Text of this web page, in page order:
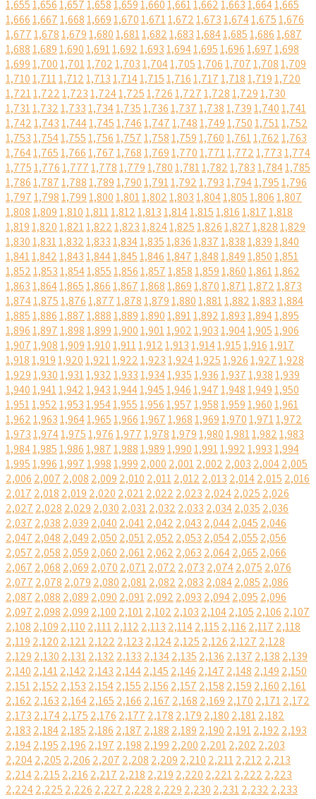
1,6551,6561,6571,6581,6591,6601,6611,6621,6631,6641,665
1,6661,6671,6681,6691,6701,6711,6721,6731,6741,6751,676
1,6771,6781,6791,6801,6811,6821,6831,6841,6851,6861,687
1,6881,6891,6901,6911,6921,6931,6941,6951,6961,6971,698
1,6991,7001,7011,7021,7031,7041,7051,7061,7071,7081,709
1,7101,7111,7121,7131,7141,7151,7161,7171,7181,7191,720
1,7211,7221,7231,7241,7251,7261,7271,7281,7291,730
1,7311,7321,7331,7341,7351,7361,7371,7381,7391,7401,741
1,7421,7431,7441,7451,7461,7471,7481,7491,7501,7511,752
1,7531,7541,7551,7561,7571,7581,7591,7601,7611,7621,763
1,7641,7651,7661,7671,7681,7691,7701,7711,7721,7731,774
1,7751,7761,7771,7781,7791,7801,7811,7821,7831,7841,785
1,7861,7871,7881,7891,7901,7911,7921,7931,7941,7951,796
1,7971,7981,7991,8001,8011,8021,8031,8041,8051,8061,807
1,8081,8091,8101,8111,8121,8131,8141,8151,8161,8171,818
1,8191,8201,8211,8221,8231,8241,8251,8261,8271,8281,829
1,8301,8311,8321,8331,8341,8351,8361,8371,8381,8391,840
1,8411,8421,8431,8441,8451,8461,8471,8481,8491,8501,851
1,8521,8531,8541,8551,8561,8571,8581,8591,8601,8611,862
1,8631,8641,8651,8661,8671,8681,8691,8701,8711,8721,873
1,8741,8751,8761,8771,8781,8791,8801,8811,8821,8831,884
1,8851,8861,8871,8881,8891,8901,8911,8921,8931,8941,895
1,8961,8971,8981,8991,9001,9011,9021,9031,9041,9051,906
1,9071,9081,9091,9101,9111,9121,9131,9141,9151,9161,917
1,9181,9191,9201,9211,9221,9231,9241,9251,9261,9271,928
1,9291,9301,9311,9321,9331,9341,9351,9361,9371,9381,939
1,9401,9411,9421,9431,9441,9451,9461,9471,9481,9491,950
1,9511,9521,9531,9541,9551,9561,9571,9581,9591,9601,961
1,9621,9631,9641,9651,9661,9671,9681,9691,9701,9711,972
1,9731,9741,9751,9761,9771,9781,9791,9801,9811,9821,983
1,9841,9851,9861,9871,9881,9891,9901,9911,9921,9931,994
1,9951,9961,9971,9981,999 2,000 2,0012,002 2,003 2,0042,005
2,006 2,007 2,008 2,009 2,010 2,0112,012 2,013 2,0142,015 2,016
2,017 2,018 2,019 2,020 2,0212,022 2,023 2,0242,025 2,026
2,027 2,028 2,029 2,030 2,0312,032 2,033 2,0342,035 2,036
2,037 2,038 2,039 2,040 2,0412,042 2,043 2,0442,045 2,046
2,047 2,048 2,049 2,050 2,0512,052 2,053 2,0542,055 2,056
2,057 2,058 2,059 2,060 2,0612,062 2,063 2,0642,065 2,066
2,067 2,068 2,069 2,070 2,0712,072 2,073 2,0742,075 2,076
2,077 2,078 2,079 2,080 2,0812,082 2,083 2,0842,085 2,086
2,087 2,088 2,089 2,090 2,0912,092 2,093 2,0942,095 2,096
2,097 2,098 2,099 2,100 2,1012,102 2,103 2,1042,105 2,106 2,107
2,108 2,109 2,110 2,1112,112 2,113 2,1142,115 2,116 2,117 2,118
2,119 2,120 2,1212,122 2,123 2,1242,125 2,126 2,127 2,128
2,129 2,130 2,1312,132 2,133 2,1342,135 2,136 2,137 2,138 2,139
2,140 2,1412,142 2,143 2,1442,145 2,146 2,147 2,148 2,149 2,150
2,1512,152 2,153 2,1542,155 2,156 2,157 2,158 2,159 2,160 2,161
2,162 2,163 2,1642,165 2,166 2,167 2,168 2,169 2,170 2,1712,172
2,173 2,1742,175 2,176 2,177 2,178 2,179 2,180 2,1812,182
2,183 2,1842,185 2,186 2,187 2,188 2,189 2,190 2,1912,192 2,193
2,1942,195 2,196 2,197 2,198 2,199 2,200 2,2012,202 2,203
2,2042,205 2,206 2,207 2,208 2,209 2,210 2,2112,212 2,213
2,2142,215 2,216 2,217 2,218 2,219 2,220 2,2212,222 2,223
2,2242,225 2,226 2,227 2,228 2,229 2,230 2,2312,232 2,233